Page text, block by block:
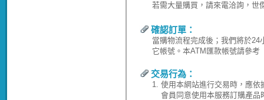
若需大量購買，請來電洽詢，世
確認訂單：
當購物流程完成後；我們將於
它帳號。本ATM匯款帳號請參考
交易行為：
1. 使用本網站進行交易時，應
會員同意使用本服務訂購產